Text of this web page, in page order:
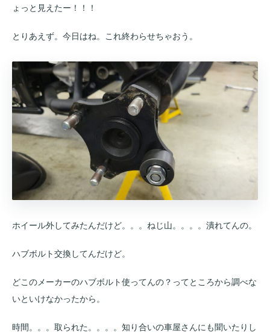
ょっと見えたー！！！
とりあえず。今日はね。これ終わらせちゃおう。
ホイール外してみたんだけど。。。ねじ山。。。。潰れてんの。
ハブボルト交換してんだけど。
どこのメーカーのハブボルト使ってんの？ってところから調べな
いといけなかったから。
時間。。。取られた。。。。知り合いの車屋さんにも聞いたりし